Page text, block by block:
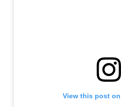
View this post